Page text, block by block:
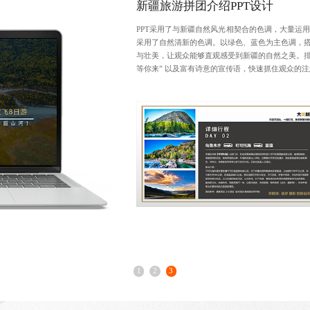
新疆旅游拼团介绍PPT设计
PPT采用了与新疆自然风光相契合的色调，大量运
采用了自然清新的色调。以绿色、蓝色为主色调，
与壮美，让观众能够直观感受到新疆的自然之美。
等你来” 以及富有诗意的宣传语，快速抓住观众的
1 2 3